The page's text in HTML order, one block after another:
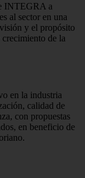
INTEGRA a
al sector en una
y el propósito
de la
en la industria
calidad de
con propuestas
en beneficio de